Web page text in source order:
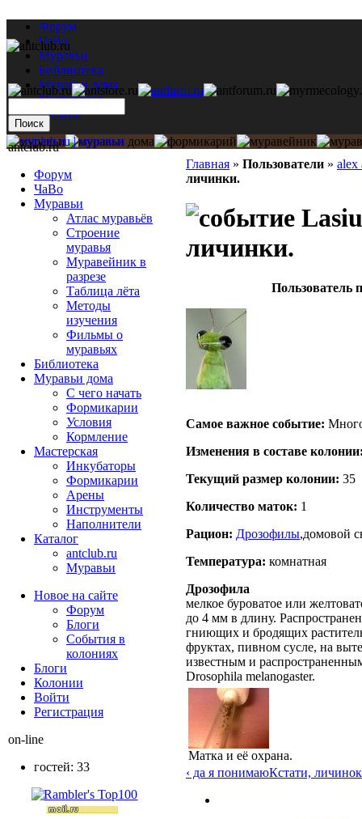
Форум
ЧаВо
Муравьи
Библиотека
Муравьи дома
Мастерская
Каталог
Главная » Пользователи » alex
личинки.
личинки.
Пользователь
Самое важное событие:
Изменения в составе
Текущий размер кoлонии: 35
Количество маток: 1
Рацион: Дрозофилы,домовой
Температура: комнатная
Дрозофила
мелкое буроватое или
до 4 мм в длину.
гниющих и бродящих
фруктах, пивном сусле, на
известным и
Drosophila melanogaster.
Матка и её охрана.
‹ да я понимаюКстати,
antclub.ru
Форум
ЧаВо
Муравьи
Атлас муравьёв
Строение
муравья
Муравейник в
разрезе
Таблица лёта
Методы
изучения
Фильмы о
муравьях
Библиотека
Муравьи дома
С чего начать
Формикарии
Условия
Кормление
Мастерская
Инкубаторы
Формикарии
Арены
Инструменты
Наполнители
Каталог
antclub.ru
Муравьи
Новое на сайте
Форум
Блоги
События в
колониях
Блоги
Колонии
Войти
Peгиcтpaция
on-line
гостей: 33